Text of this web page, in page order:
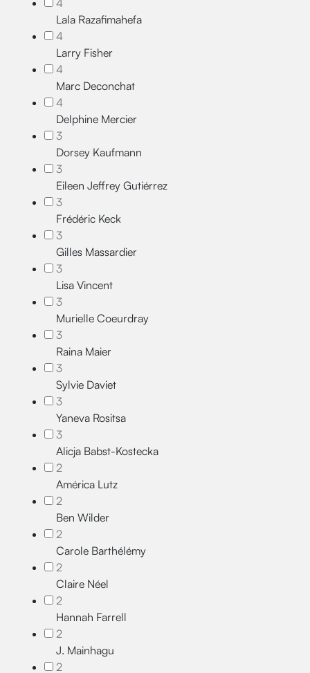
4
Lala Razafimahefa
4
Larry Fisher
4
Marc Deconchat
4
Delphine Mercier
3
Dorsey Kaufmann
3
Eileen Jeffrey Gutiérrez
3
Frédéric Keck
3
Gilles Massardier
3
Lisa Vincent
3
Murielle Coeurdray
3
Raina Maier
3
Sylvie Daviet
3
Yaneva Rositsa
3
Alicja Babst-Kostecka
2
América Lutz
2
Ben Wilder
2
Carole Barthélémy
2
Claire Néel
2
Hannah Farrell
2
J. Mainhagu
2